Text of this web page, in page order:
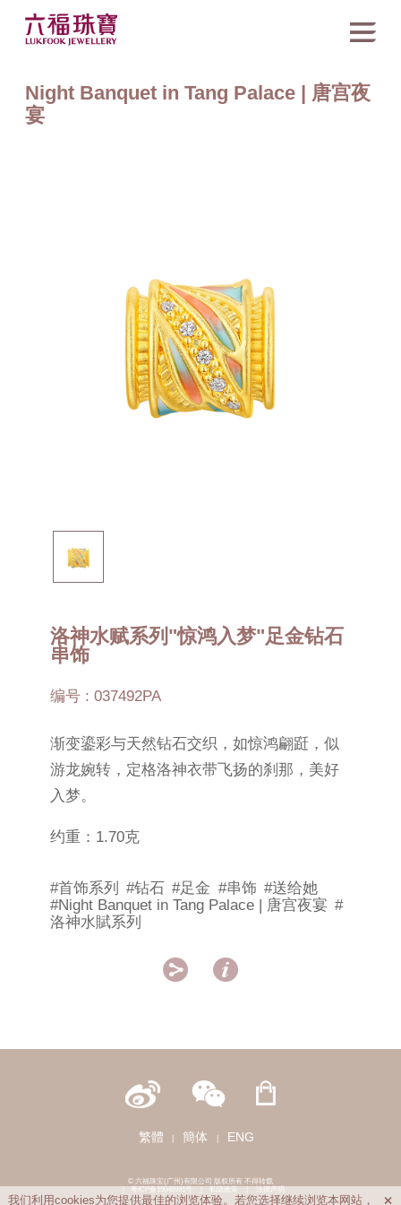
Night Banquet in Tang Palace | 唐宫夜
宴
洛神水赋系列"惊鸿入梦"足金钻石
串饰
编号 : 037492PA
渐变鎏彩与天然钻石交织，如惊鸿翩跹，似
游龙婉转，定格洛神衣带飞扬的刹那，美好
入梦。
约重：1.70克
#首饰系列 #钻石 #足金 #串饰 #送给她
#Night Banquet in Tang Palace | 唐宫夜宴 #
洛神水賦系列
 
繁體 簡体 ENG
© 六福珠宝(广州)有限公司 版权所有 不得转载
|
粤ICP备15048991号 | 私隐政策 | 法律声明
我们利用cookies为您提供最佳的浏览体验。若您选择继续浏览本网站， 